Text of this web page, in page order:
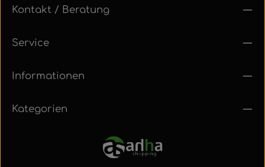
Kontakt / Beratung
Service
Informationen
Kategorien